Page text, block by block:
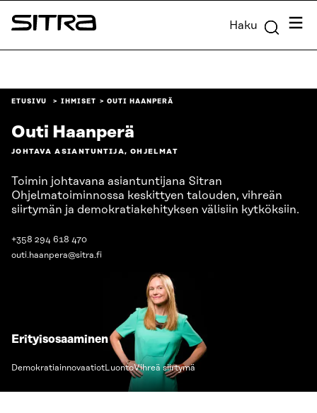
Siirry
suoraan
Sitra Haku
ETUSIVU IHMISET OUTI HAANPERÄ
Outi Haanperä
JOHTAVA ASIANTUNTIJA, OHJELMAT
Toimin johtavana asiantuntijana Sitran
Ohjelmatoiminnossa keskittyen talouden, vihreän
siirtymän ja demokratiakehityksen välisiin kytköksiin.
+358 294 618 470
outi.haanpera@sitra.fi
Erityisosaaminen
DemokratiainnovaatiotLuontoVihreä siirtymä